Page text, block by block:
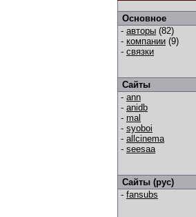
Основное
- авторы (82)
- компании (9)
- связки
Сайты
- ann
- anidb
- mal
- syoboi
- allcinema
- seesaa
Сайты (рус)
- fansubs